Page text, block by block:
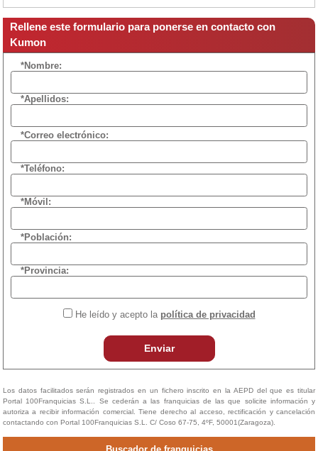
Rellene este formulario para ponerse en contacto con
Kumon
*Nombre:
*Apellidos:
*Correo electrónico:
*Teléfono:
*Móvil:
*Población:
*Provincia:
He leído y acepto la política de privacidad
Enviar
Los datos facilitados serán registrados en un fichero inscrito en la AEPD del que es titular
Portal 100Franquicias S.L.. Se cederán a las franquicias de las que solicite información y
autoriza a recibir información comercial. Tiene derecho al acceso, rectificación y cancelación
contactando con Portal 100Franquicias S.L. C/ Coso 67-75, 4ºF, 50001(Zaragoza).